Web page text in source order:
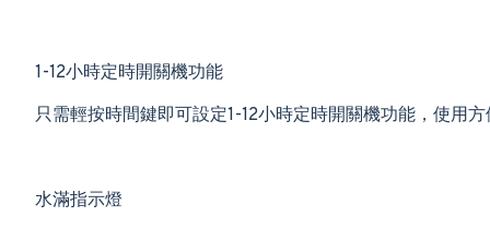
1-12小時定時開關機功能
只需輕按時間鍵即可設定1-12小時定時開關機功能，使用
水滿指示燈